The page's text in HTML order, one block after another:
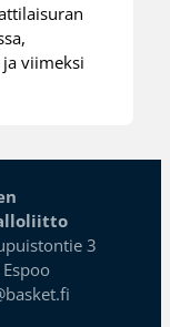
ja viimeksi
3